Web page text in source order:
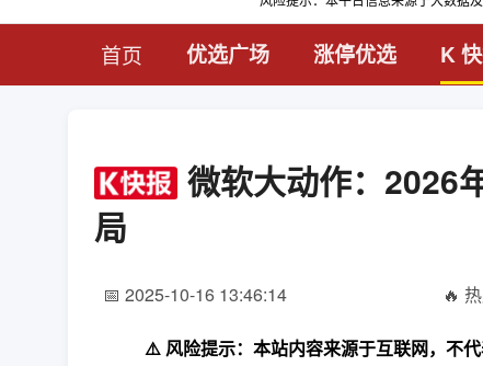
首页 优选广场 涨停优选 K
微软大动作：2026
局
📅 2025-10-16 13:46:14 🔥
⚠️ 风险提示：本站内容来源于互联网，不